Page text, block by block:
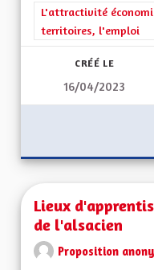
Filtrer les résultats
L'attractivité
territoires, l'emploi
CRÉÉ LE
16/04/2023
Lieux
de l'alsacien
Proposition